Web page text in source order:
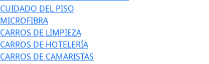
CUIDADO DEL PISO
MICROFIBRA
CARROS DE LIMPIEZA
CARROS DE HOTELERÍA
CARROS DE CAMARISTAS